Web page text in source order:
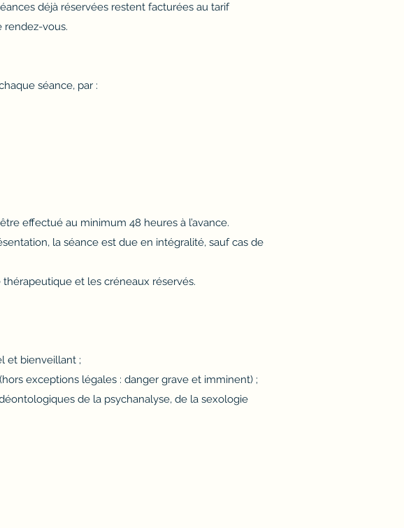
déjà réservées restent facturées au tarif
rendez-vous.
séance, par :
effectué au minimum 48 heures à l’avance.
la séance est due en intégralité, sauf cas de
et les créneaux réservés.
et bienveillant ;
exceptions légales : danger grave et imminent) ;
de la psychanalyse, de la sexologie